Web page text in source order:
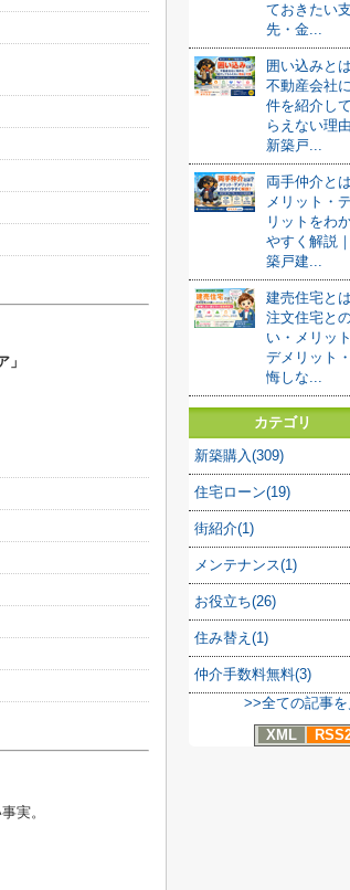
」
実。
ておきたい
先・金...
囲い込みと
不動産会社
件を紹介し
らえない理
新築戸...
両手仲介と
メリット・
リットをわ
やすく解説
築戸建...
建売住宅と
注文住宅と
い・メリッ
デメリット
悔しな...
カテゴリ
新築購入(309)
住宅ローン(19)
街紹介(1)
メンテナンス(1)
お役立ち(26)
住み替え(1)
仲介手数料無料(3)
>>全ての記事を
XML